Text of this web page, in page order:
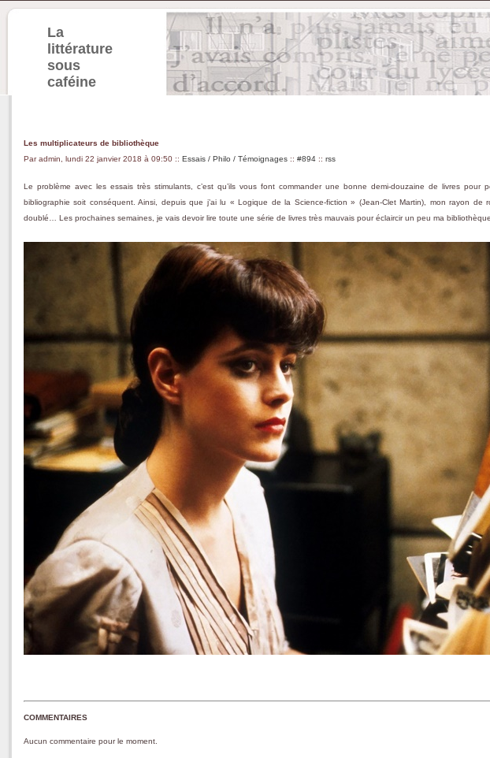
La
littérature
sous
caféine
Les multiplicateurs de bibliothèque
Par admin, lundi 22 janvier 2018 à 09:50 :: Essais / Philo / Témoignages :: #894 :: rss
Le problème avec les essais très stimulants, c’est qu’ils vous font commander une bonne demi-douzaine de livres
bibliographie soit conséquent. Ainsi, depuis que j’ai lu « Logique de la Science-fiction » (Jean-Clet Martin), mon rayon de
doublé… Les prochaines semaines, je vais devoir lire toute une série de livres très mauvais pour éclaircir un peu ma bibliothèque.
COMMENTAIRES
Aucun commentaire pour le moment.